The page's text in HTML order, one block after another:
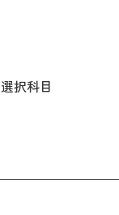
選択科目